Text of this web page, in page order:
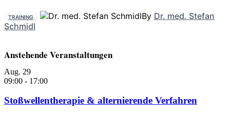
TRAINING By Dr. med. Stefan
Schmidl
Anstehende Veranstaltungen
Aug. 29
09:00 - 17:00
Stoßwellentherapie & alternierende Verfahren